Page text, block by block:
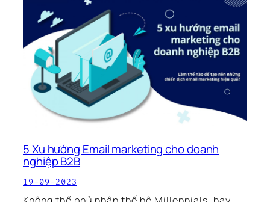
5 Xu hướng Email marketing cho doanh
nghiệp B2B
19-09-2023